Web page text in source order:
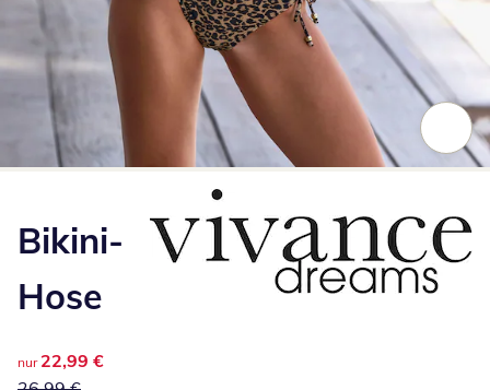
Bikini-
Hose
reduzierter Preis 22,99 €, vorheriger Preis: 26,99 €
nur 22,99 €